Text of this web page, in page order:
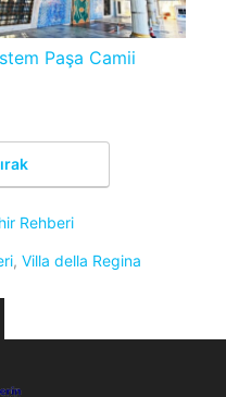
Paşa Camii
Rehberi
, Villa della Regina